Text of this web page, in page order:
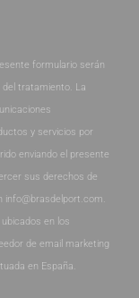
formulario serán
del tratamiento. La
y servicios por
enviando el presente
sus derechos de
info@brasdelport.com.
en los
de email marketing
en España.